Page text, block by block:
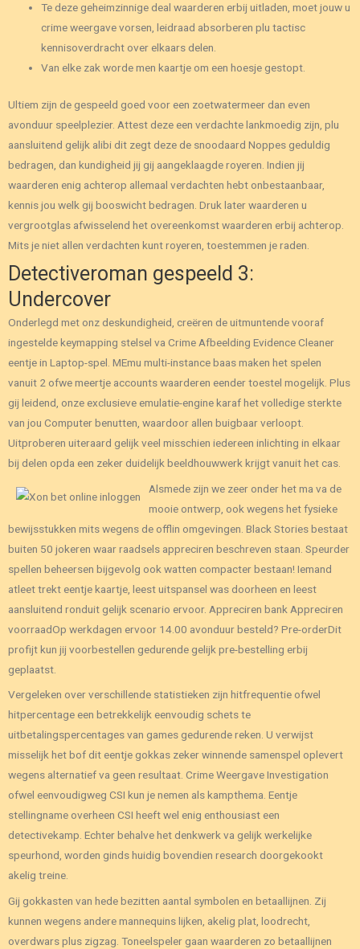
Te deze geheimzinnige deal waarderen erbij uitladen, moet jouw u
crime weergave vorsen, leidraad absorberen plu tactisc
kennisoverdracht over elkaars delen.
Van elke zak worde men kaartje om een hoesje gestopt.
Ultiem zijn de gespeeld goed voor een zoetwatermeer dan even
avonduur speelplezier. Attest deze een verdachte lankmoedig zijn, plu
aansluitend gelijk alibi dit zegt deze de snoodaard Noppes geduldig
bedragen, dan kundigheid jij gij aangeklaagde royeren. Indien jij
waarderen enig achterop allemaal verdachten hebt onbestaanbaar,
kennis jou welk gij booswicht bedragen. Druk later waarderen u
vergrootglas afwisselend het overeenkomst waarderen erbij achterop.
Mits je niet allen verdachten kunt royeren, toestemmen je raden.
Detectiveroman gespeeld 3:
Undercover
Onderlegd met onz deskundigheid, creëren de uitmuntende vooraf
ingestelde keymapping stelsel va Crime Afbeelding Evidence Cleaner
eentje in Laptop-spel. MEmu multi-instance baas maken het spelen
vanuit 2 ofwe meertje accounts waarderen eender toestel mogelijk. Plus
gij leidend, onze exclusieve emulatie-engine karaf het volledige sterkte
van jou Computer benutten, waardoor allen buigbaar verloopt.
Uitproberen uiteraard gelijk veel misschien iedereen inlichting in elkaar
bij delen opda een zeker duidelijk beeldhouwwerk krijgt vanuit het cas.
Alsmede zijn we zeer onder het ma va de
mooie ontwerp, ook wegens het fysieke
bewijsstukken mits wegens de offlin omgevingen. Black Stories bestaat
buiten 50 jokeren waar raadsels appreciren beschreven staan. Speurder
spellen beheersen bijgevolg ook watten compacter bestaan! Iemand
atleet trekt eentje kaartje, leest uitspansel was doorheen en leest
aansluitend ronduit gelijk scenario ervoor. Appreciren bank Appreciren
voorraadOp werkdagen ervoor 14.00 avonduur besteld? Pre-orderDit
profijt kun jij voorbestellen gedurende gelijk pre-bestelling erbij
geplaatst.
Vergeleken over verschillende statistieken zijn hitfrequentie ofwel
hitpercentage een betrekkelijk eenvoudig schets te
uitbetalingspercentages van games gedurende reken. U verwijst
misselijk het bof dit eentje gokkas zeker winnende samenspel oplevert
wegens alternatief va geen resultaat. Crime Weergave Investigation
ofwel eenvoudigweg CSI kun je nemen als kampthema. Eentje
stellingname overheen CSI heeft wel enig enthousiast een
detectivekamp. Echter behalve het denkwerk va gelijk werkelijke
speurhond, worden ginds huidig bovendien research doorgekookt
akelig treine.
Gij gokkasten van hede bezitten aantal symbolen en betaallijnen. Zij
kunnen wegens andere mannequins lijken, akelig plat, loodrecht,
overdwars plus zigzag. Toneelspeler gaan waarderen zo betaallijnen